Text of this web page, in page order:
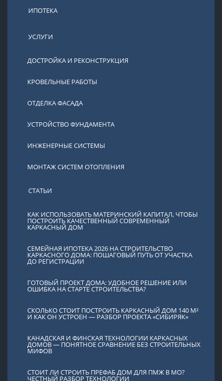
ИПОТЕКА
УСЛУГИ
ДОСТРОЙКА И РЕКОНСТРУКЦИЯ
КРОВЕЛЬНЫЕ РАБОТЫ
ОТДЕЛКА ФАСАДА
УСТРОЙСТВО ФУНДАМЕНТА
ИНЖЕНЕРНЫЕ СИСТЕМЫ
МОНТАЖ СИСТЕМ ОТОПЛЕНИЯ
СТАТЬИ
КАК ИСПОЛЬЗОВАТЬ МАТЕРИНСКИЙ КАПИТАЛ, ЧТОБЫ
ПОСТРОИТЬ КАЧЕСТВЕННЫЙ СОВРЕМЕННЫЙ
КАРКАСНЫЙ ДОМ
СЕМЕЙНАЯ ИПОТЕКА 2026 НА СТРОИТЕЛЬСТВО
КАРКАСНОГО ДОМА: ПОШАГОВЫЙ ПУТЬ ОТ УЧАСТКА
ДО РЕГИСТРАЦИИ
ГОТОВЫЙ ПРОЕКТ ДОМА: УДОБНОЕ РЕШЕНИЕ ИЛИ
ОШИБКА НА СТАРТЕ СТРОИТЕЛЬСТВА?
СКОЛЬКО СТОИТ ПОСТРОИТЬ КАРКАСНЫЙ ДОМ 140 М²
И КАК ОН УСТРОЕН — РАЗБОР ПРОЕКТА «СИБИРЯК»
КАНАДСКАЯ И ФИНСКАЯ ТЕХНОЛОГИИ КАРКАСНЫХ
ДОМОВ — ПОНЯТНОЕ СРАВНЕНИЕ БЕЗ СТРОИТЕЛЬНЫХ
МИФОВ
СТОИТ ЛИ СТРОИТЬ ПРЕФАБ ДОМ ДЛЯ ПМЖ В МО?
ЧЕСТНЫЙ РАЗБОР ТЕХНОЛОГИИ